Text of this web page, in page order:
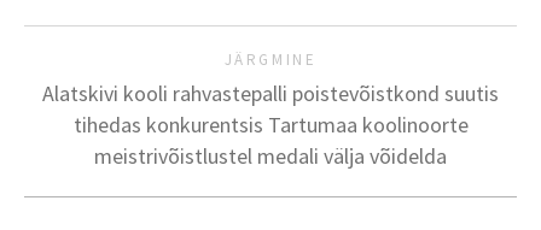
JÄRGMINE
Alatskivi kooli rahvastepalli poistevõistkond suutis
tihedas konkurentsis Tartumaa koolinoorte
meistrivõistlustel medali välja võidelda